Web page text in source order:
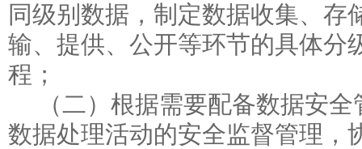
同级别数据，制定数据收集、存
输、提供、公开等环节的具体分
程；
（二）根据需要配备数据安
数据处理活动的安全监督管理，